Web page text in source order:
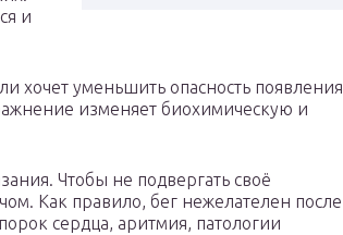
и
хочет уменьшить опасность появления
изменяет биохимическую и
Чтобы не подвергать своё
Как правило, бег нежелателен после
сердца, аритмия, патологии